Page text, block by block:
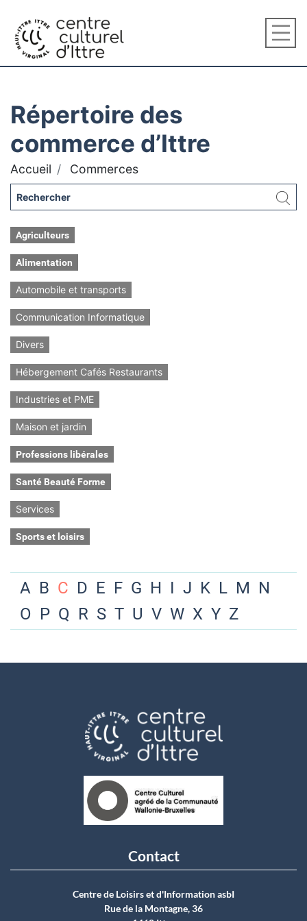
Répertoire des
commerce d’Ittre
Accueil Commerces
Agriculteurs
Alimentation
Automobile et transports
Communication Informatique
Divers
Hébergement Cafés Restaurants
Industries et PME
Maison et jardin
Professions libérales
Santé Beauté Forme
Services
Sports et loisirs
A B C D E F G H I J K L M N
O P Q R S T U V W X Y Z
Contact
Centre de Loisirs et d'Information asbI
Rue de la Montagne, 36